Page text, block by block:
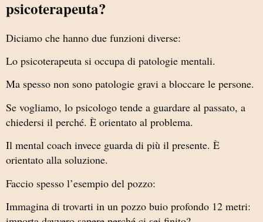
psicoterapeuta?
Diciamo che hanno due funzioni diverse:
Lo psicoterapeuta si occupa di patologie mentali.
Ma spesso non sono patologie gravi a bloccare le persone.
Se vogliamo, lo psicologo tende a guardare al passato, a
chiedersi il perché. È orientato al problema.
Il mental coach invece guarda di più il presente. È
orientato alla soluzione.
Faccio spesso l’esempio del pozzo:
Immagina di trovarti in un pozzo buio profondo 12 metri: